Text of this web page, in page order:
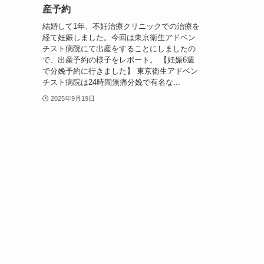
産予約
結婚して1年、不妊治療クリニックでの治療を
経て妊娠しました。今回は東京衛生アドベン
チスト病院にて出産をすることにしましたの
で、出産予約の様子をレポート。 【妊娠6週
で分娩予約に行きました】 東京衛生アドベン
チスト病院は24時間無痛分娩で有名な...
2025年9月19日